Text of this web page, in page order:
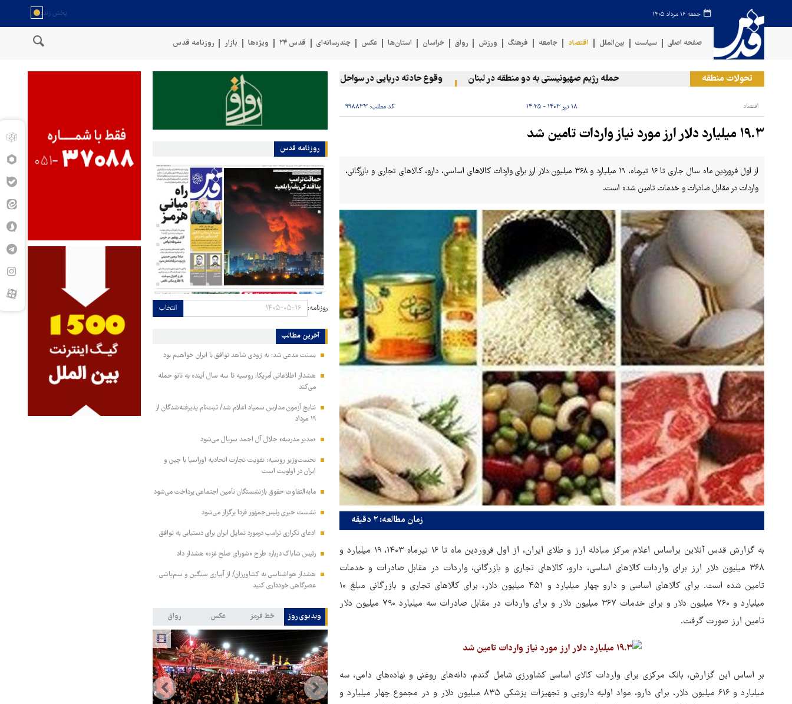
جمعه ۱۶ مرداد ۱۴۰۵
صفحه اصلی سیاست بین‌الملل اقتصاد جامعه فرهنگ ورزش رواق خراسان استان‌ها عکس چندرسانه‌ای قدس ۲۴ ویژه‌ها بازار روزنامه قدس
تحولات منطقه حمله رژیم صهیونیستی به دو منطقه در لبنان وقوع حادثه دریایی در سواحل عمان سخنگوی نیروهای مسلح یمن: کشتی نفتی عربستان را با موشک بالستیک هدف قرار دادیم
اقتصاد ۱۸ تیر ۱۴۰۳ - ۱۴:۲۵ کد مطلب: ۹۹۸۸۳۳
۱۹.۳ میلیارد دلار ارز مورد نیاز واردات تامین شد
از اول فروردین ماه سال جاری تا ۱۶ تیرماه، ۱۹ میلیارد و ۳۶۸ میلیون دلار ارز برای واردات کالاهای اساسی، دارو، کالاهای تجاری و بازرگانی،
واردات در مقابل صادرات و خدمات تامین شده است.
زمان مطالعه: ۲ دقیقه
به گزارش قدس آنلاین براساس اعلام مرکز مبادله ارز و طلای ایران، از اول فروردین ماه تا ۱۶ تیرماه ۱۴۰۳، ۱۹ میلیارد و
۳۶۸ میلیون دلار ارز برای واردات کالاهای اساسی، دارو، کالاهای تجاری و بازرگانی، واردات در مقابل صادرات و خدمات
تامین شده است. ‌برای کالاهای اساسی و دارو چهار میلیارد و ۴۵۱ میلیون دلار، ‌برای کالاهای تجاری و بازرگانی مبلغ ۱۰
میلیارد و ۷۶۰ میلیون دلار و برای خدمات ۳۶۷ میلیون دلار و برای واردات در مقابل صادرات سه میلیارد ۷۹۰ میلیون دلار
تامین ارز صورت گرفت.
بر اساس این گزارش، بانک مرکزی برای واردات کالای اساسی کشاورزی شامل گندم، دانه‌های روغنی و نهاده‌های دامی، سه
میلیارد و ۶۱۶ میلیون دلار، برای دارو، مواد اولیه دارویی و تجهیزات پزشکی ۸۳۵ میلیون دلار و در مجموع چهار میلیارد و
روزنامه قدس
روزنامه: انتخاب
آخرین مطالب
بسنت مدعی شد: به زودی شاهد توافق با ایران خواهیم بود
هشدار اطلاعاتی آمریکا: روسیه تا سه سال آینده به ناتو حمله
می‌کند
نتایج آزمون مدارس سمپاد اعلام شد/ ثبت‌نام پذیرفته‌شدگان از
۱۹ مرداد
«مدیر مدرسه» جلال آل احمد سریال می‌شود
نخست‌وزیر روسیه:‌ تقویت تجارت اتحادیه اوراسیا با چین و
ایران در اولویت است
مابه‌التفاوت حقوق بازنشستگان تأمین اجتماعی پرداخت می‌شود
نشست خبری رئیس‌جمهور فردا برگزار می‌شود
ادعای تکراری ترامپ درمورد تمایل ایران برای دستیابی به توافق
رئیس شاباک درباره طرح «شورای صلح غزه» هشدار داد
هشدار هواشناسی به کشاورزان/ از آبیاری سنگین و سم‌پاشی
عصرگاهی خودداری کنید
ویدیوی روز خط قرمز عکس رواق